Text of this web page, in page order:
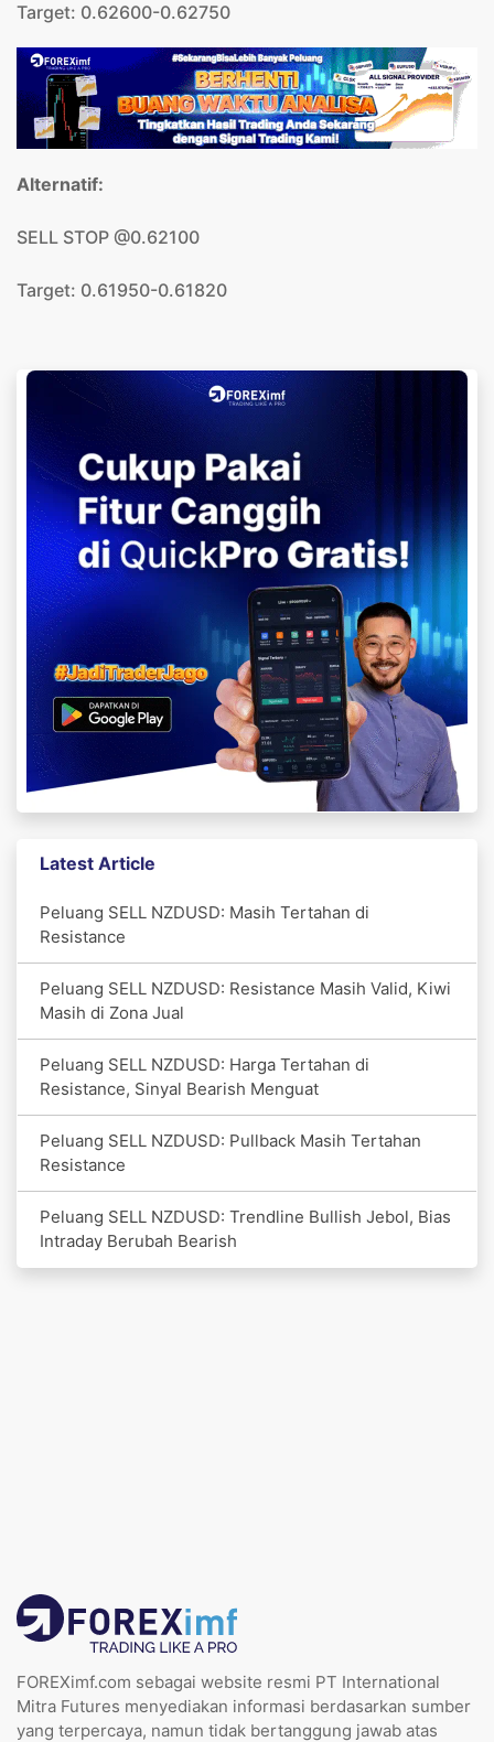
Target: 0.62600-0.62750
Alternatif:
SELL STOP @0.62100
Target: 0.61950-0.61820
Latest Article
Peluang SELL NZDUSD: Masih Tertahan di
Resistance
Peluang SELL NZDUSD: Resistance Masih Valid, Kiwi
Masih di Zona Jual
Peluang SELL NZDUSD: Harga Tertahan di
Resistance, Sinyal Bearish Menguat
Peluang SELL NZDUSD: Pullback Masih Tertahan
Resistance
Peluang SELL NZDUSD: Trendline Bullish Jebol, Bias
Intraday Berubah Bearish
FOREXimf.com sebagai website resmi PT International
Mitra Futures menyediakan informasi berdasarkan sumber
yang terpercaya, namun tidak bertanggung jawab atas